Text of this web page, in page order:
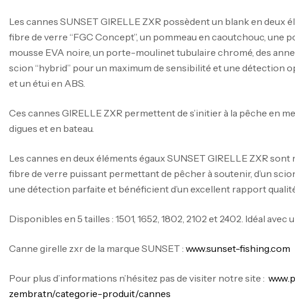
Les cannes SUNSET GIRELLE ZXR possèdent un blank en deux
fibre de verre “FGC Concept”, un pommeau en caoutchouc, une
mousse EVA noire, un porte-moulinet tubulaire chromé, des
scion “hybrid” pour un maximum de sensibilité et une détection
et un étui en ABS.
Ces cannes GIRELLE ZXR permettent de s’initier à la pêche en
digues et en bateau.
Les cannes en deux éléments égaux SUNSET GIRELLE ZXR sont
fibre de verre puissant permettant de pêcher à soutenir, d’un
une détection parfaite et bénéficient d’un excellent rapport
Disponibles en 5 tailles : 1501, 1652, 1802, 2102 et 2402. Idéal avec
Canne girelle zxr de la marque SUNSET : www.sunset-fishing.com
Pour plus d’informations n’hésitez pas de visiter notre site :
zembra.tn/categorie-produit/cannes